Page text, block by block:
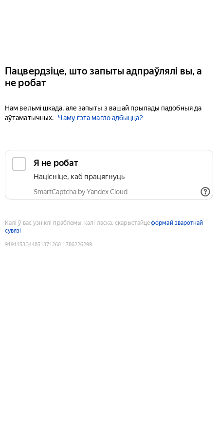
Пацвердзіце, што запыты адпраўлялі вы, а
не робат
Нам вельмі шкада, але запыты з вашай прылады падобныя да
аўтаматычных.
Чаму гэта магло адбыцца?
Я не робат
Націсніце, каб працягнуць
SmartCaptcha by Yandex Cloud
Калі ў вас узніклі праблемы, калі ласка, скарыстайцеформай зваротнай
сувязі
9191153344851371260:1786226299